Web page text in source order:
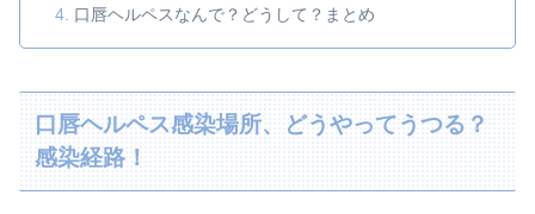
口唇ヘルペスなんで？どうして？まとめ
口唇ヘルペス感染場所、どうやってうつる？
感染経路！